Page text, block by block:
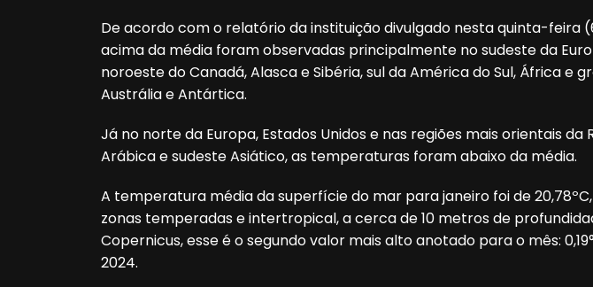
De acordo com o relatório da instituição divulgado nesta quinta-feira
acima da média foram observadas principalmente no sudeste da
noroeste do Canadá, Alasca e Sibéria, sul da América do Sul, África e
Austrália e Antártica.
Já no norte da Europa, Estados Unidos e nas regiões mais orientais da
Arábica e sudeste Asiático, as temperaturas foram abaixo da média.
A temperatura média da superfície do mar para janeiro foi de
zonas temperadas e intertropical, a cerca de 10 metros de
Copernicus, esse é o segundo valor mais alto anotado para o mês:
2024.